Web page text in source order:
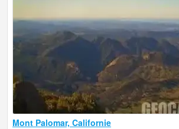
Mont Palomar, Californie